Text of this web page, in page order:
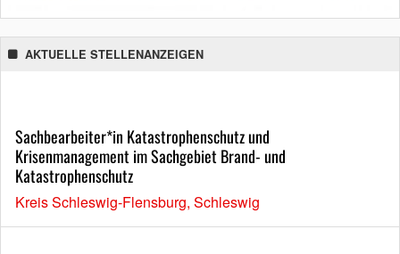
AKTUELLE STELLENANZEIGEN
Sachbearbeiter*in Katastrophenschutz und
Krisenmanagement im Sachgebiet Brand- und
Katastrophenschutz
Kreis Schleswig-Flensburg, Schleswig